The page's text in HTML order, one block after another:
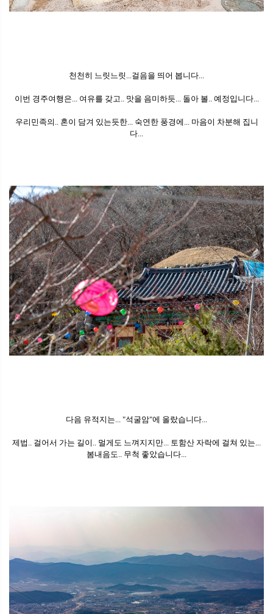
천천히 느릿느릿...걸음을 띄어 봅니다...
이번 경주여행은... 여유를 갖고.. 맛을 음미하듯... 돌아 볼.. 예정입니다...
우리민족의.. 혼이 담겨 있는듯한... 숙연한 풍경에... 마음이 차분해 집니
다...
다음 유적지는... "석굴암"에 올랐습니다...
제법.. 걸어서 가는 길이.. 멀게도 느껴지지만... 토함산 자락에 걸쳐 있는...
봄내음도.. 무척 좋았습니다...